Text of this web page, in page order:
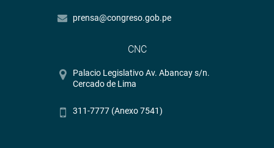
prensa@congreso.gob.pe
CNC
Palacio Legislativo Av. Abancay s/n.
Cercado de Lima
311-7777 (Anexo 7541)